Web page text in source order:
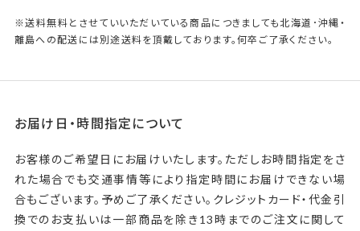
※送料無料とさせていいただいている商品につきましても北海道･沖縄・
離島への配送には別途送料を頂戴しております。何卒ご了承ください。
お届け日・時間指定について
お客様のご希望日にお届けいたします。ただしお時間指定をさ
れた場合でも交通事情等により指定時間にお届けできない場
合もございます。予めご了承ください。クレジットカード・代金引
換でのお支払いは一部商品を除き13時までのご注文に関して